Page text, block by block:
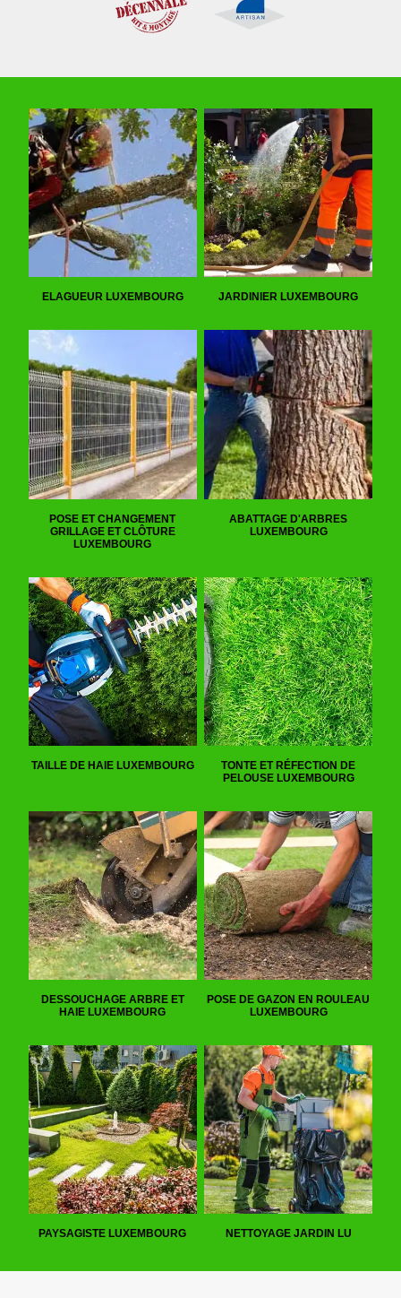
ELAGUEUR LUXEMBOURG JARDINIER LUXEMBOURG
POSE ET CHANGEMENT
GRILLAGE ET CLÔTURE
LUXEMBOURG
ABATTAGE D'ARBRES
LUXEMBOURG
TAILLE DE HAIE LUXEMBOURG
TONTE ET RÉFECTION DE
PELOUSE LUXEMBOURG
DESSOUCHAGE ARBRE ET
HAIE LUXEMBOURG
POSE DE GAZON EN ROULEAU
LUXEMBOURG
PAYSAGISTE LUXEMBOURG NETTOYAGE JARDIN LU